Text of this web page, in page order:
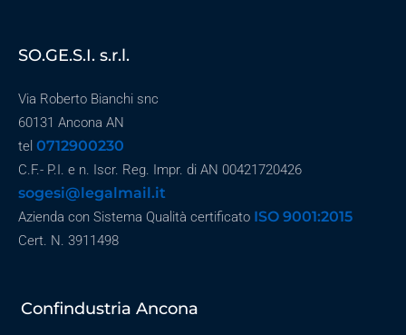
SO.GE.S.I. s.r.l.
Via Roberto Bianchi snc
60131 Ancona AN
tel 0712900230
C.F.- P.I. e n. Iscr. Reg. Impr. di AN 00421720426
sogesi@legalmail.it
Azienda con Sistema Qualità certificato ISO 9001:2015
Cert. N. 3911498
Confindustria Ancona